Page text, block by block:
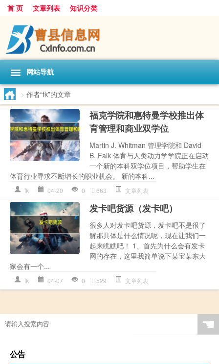
首 页 文章列表 知识分类
网站导航
> 作者“fk”的文章
福克学院和惠特曼学校推出体
育管理和商业双学位
Martin J. Whitman 管理学院和 David
B. Falk 体育与人类动力学学院正在启动
一个新的本科双学位项目，帮助学生在
体育行业寻求不断增长的职业机会。 新的本科...
fk 04-20 0 663 文章列表
发卡吧货源（发卡吧）
很多人对发卡吧货源，发卡吧不是很了
解那具体是什么情况呢，现在让我们一
起来瞧瞧吧！ 1、首先为什么会有发卡
网的存在，这里我简单说下某宝某东大
家会有一个...
fk 04-07 0 529 文章列表
☚
公告